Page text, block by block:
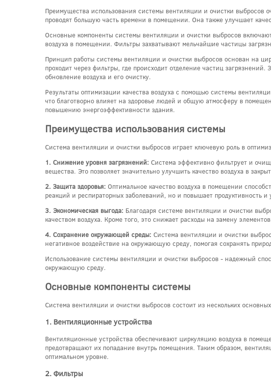
Преимущества использования системы вентиляции и очистки выбросов
проводят большую часть времени в помещении. Она также улучшает
Основные компоненты системы вентиляции и очистки выбросов
воздуха в помещении. Фильтры захватывают мельчайшие частицы
Принцип работы системы вентиляции и очистки выбросов основан на
проходит через фильтры, где происходит отделение частиц
обновление воздуха и его очистку.
Результаты оптимизации качества воздуха с помощью системы
что благотворно влияет на здоровье людей и общую атмосферу в
повышению энергоэффективности здания.
Преимущества использования системы
Система вентиляции и очистки выбросов играет ключевую роль в
1. Снижение уровня загрязнений: Система эффективно фильтрует и
вещества. Это позволяет значительно улучшить качество воздуха в
2. Защита здоровья: Оптимальное качество воздуха в помещении
реакций и респираторных заболеваний, но и повышает продуктивность
3. Экономическая выгода: Благодаря системе вентиляции и очистки
качеством воздуха. Кроме того, это снижает расходы на замену
4. Сохранение окружающей среды: Система вентиляции и очистки
негативное воздействие на окружающую среду, помогая сохранять
Использование системы вентиляции и очистки выбросов - надежный
окружающую среду.
Основные компоненты системы
Система вентиляции и очистки выбросов состоит из нескольких
1. Вентиляционные устройства
Вентиляционные устройства обеспечивают циркуляцию воздуха в
предотвращают их попадание внутрь помещения. Таким образом,
оптимальном уровне.
2. Фильтры